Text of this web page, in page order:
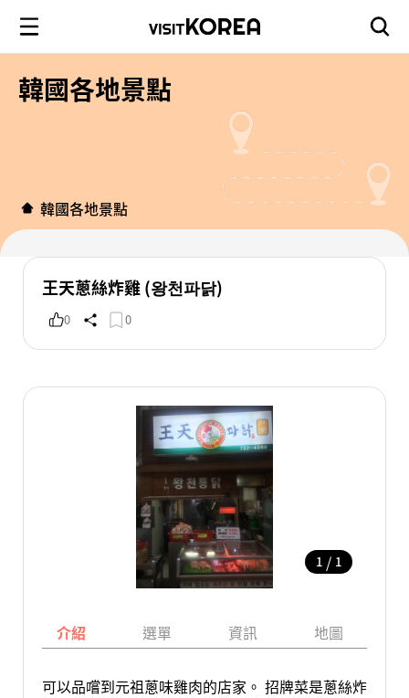
韓國各地景點
韓國各地景點
王天蔥絲炸雞 (왕천파닭)
0 0
1 / 1
介紹 選單 資訊 地圖
可以品嚐到元祖蔥味雞肉的店家。 招牌菜是蔥絲炸